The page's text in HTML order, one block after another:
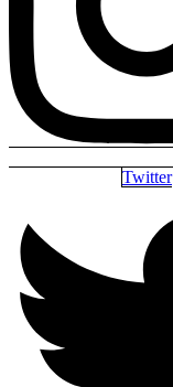
Twitter